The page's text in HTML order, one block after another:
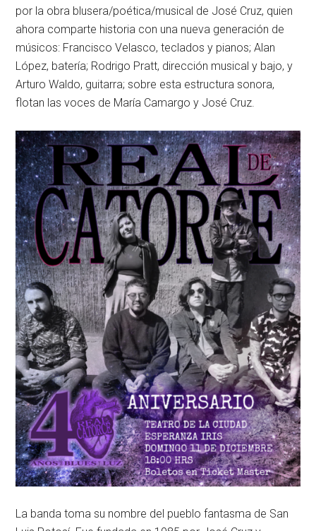
por la obra blusera/poética/musical de José Cruz, quien
ahora comparte historia con una nueva generación de
músicos: Francisco Velasco, teclados y pianos; Alan
López, batería; Rodrigo Pratt, dirección musical y bajo, y
Arturo Waldo, guitarra; sobre esta estructura sonora,
flotan las voces de María Camargo y José Cruz.
La banda toma su nombre del pueblo fantasma de San